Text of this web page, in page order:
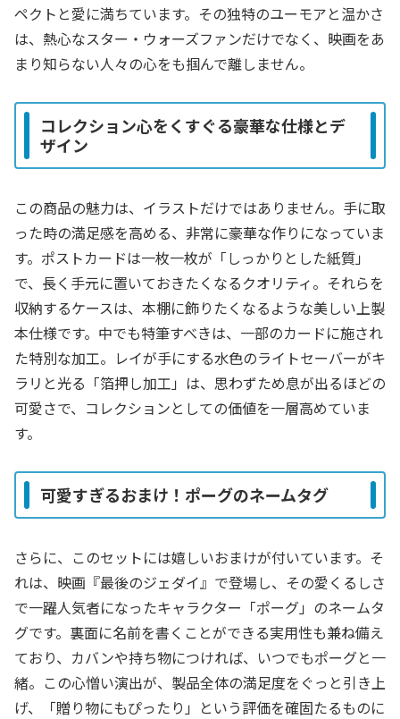
ペクトと愛に満ちています。その独特のユーモアと温かさ
は、熱心なスター・ウォーズファンだけでなく、映画をあ
まり知らない人々の心をも掴んで離しません。
コレクション心をくすぐる豪華な仕様とデ
ザイン
この商品の魅力は、イラストだけではありません。手に取
った時の満足感を高める、非常に豪華な作りになっていま
す。ポストカードは一枚一枚が「しっかりとした紙質」
で、長く手元に置いておきたくなるクオリティ。それらを
収納するケースは、本棚に飾りたくなるような美しい上製
本仕様です。中でも特筆すべきは、一部のカードに施され
た特別な加工。レイが手にする水色のライトセーバーがキ
ラリと光る「箔押し加工」は、思わずため息が出るほどの
可愛さで、コレクションとしての価値を一層高めていま
す。
可愛すぎるおまけ！ポーグのネームタグ
さらに、このセットには嬉しいおまけが付いています。そ
れは、映画『最後のジェダイ』で登場し、その愛くるしさ
で一躍人気者になったキャラクター「ポーグ」のネームタ
グです。裏面に名前を書くことができる実用性も兼ね備え
ており、カバンや持ち物につければ、いつでもポーグと一
緒。この心憎い演出が、製品全体の満足度をぐっと引き上
げ、「贈り物にもぴったり」という評価を確固たるものに